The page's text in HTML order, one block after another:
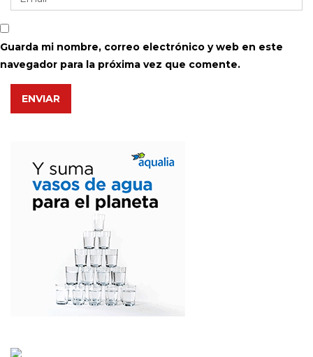
Guarda mi nombre, correo electrónico y web en este
navegador para la próxima vez que comente.
ENVIAR